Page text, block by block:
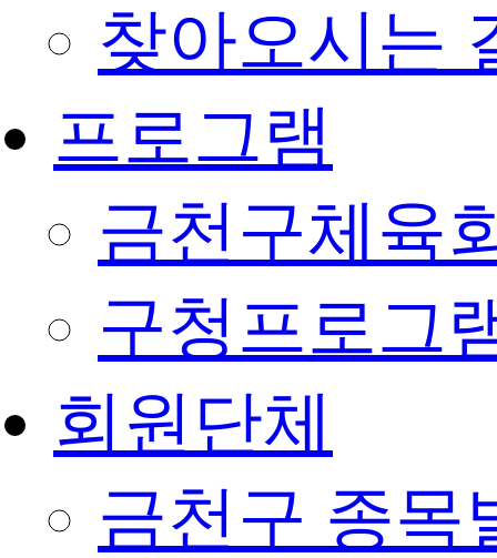
찾아오시는
프로그램
금천구체육
구청프로그
회원단체
금천구 종목